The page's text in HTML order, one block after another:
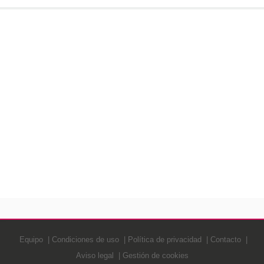
Equipo Condiciones de uso Política de privacidad
Contacto
Aviso legal
Gestión de cookies